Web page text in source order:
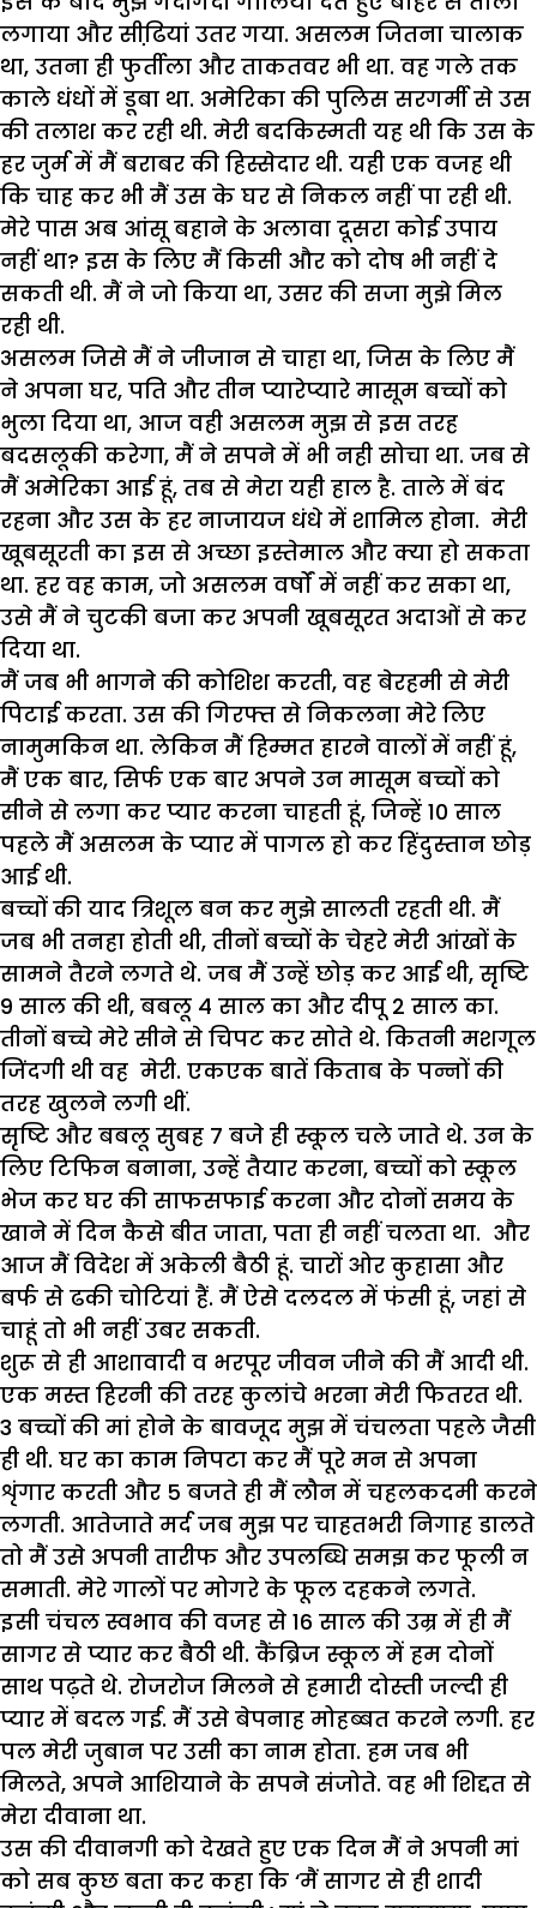
लगाया और सीढि़यां उतर गया. असलम जितना चालाक
था, उतना ही फुर्तीला और ताकतवर भी था. वह गले तक
काले धंधों में डूबा था. अमेरिका की पुलिस सरगर्मी से उस
की तलाश कर रही थी. मेरी बदकिस्मती यह थी कि उस के
हर जुर्म में मैं बराबर की हिस्सेदार थी. यही एक वजह थी
कि चाह कर भी मैं उस के घर से निकल नहीं पा रही थी.
मेरे पास अब आंसू बहाने के अलावा दूसरा कोई उपाय
नहीं था? इस के लिए मैं किसी और को दोष भी नहीं दे
सकती थी. मैं ने जो किया था, उसर की सजा मुझे मिल
रही थी.
असलम जिसे मैं ने जीजान से चाहा था, जिस के लिए मैं
ने अपना घर, पति और तीन प्यारेप्यारे मासूम बच्चों को
भुला दिया था, आज वही असलम मुझ से इस तरह
बदसलूकी करेगा, मैं ने सपने में भी नही सोचा था. जब से
मैं अमेरिका आई हूं, तब से मेरा यही हाल है. ताले में बंद
रहना और उस के हर नाजायज धंधे में शामिल होना. मेरी
खूबसूरती का इस से अच्छा इस्तेमाल और क्या हो सकता
था. हर वह काम, जो असलम वर्षों में नहीं कर सका था,
उसे मैं ने चुटकी बजा कर अपनी खूबसूरत अदाओं से कर
दिया था.
मैं जब भी भागने की कोशिश करती, वह बेरहमी से मेरी
पिटाई करता. उस की गिरफ्त से निकलना मेरे लिए
नामुमकिन था. लेकिन मैं हिम्मत हारने वालों में नहीं हूं,
मैं एक बार, सिर्फ एक बार अपने उन मासूम बच्चों को
सीने से लगा कर प्यार करना चाहती हूं, जिन्हें 10 साल
पहले मैं असलम के प्यार में पागल हो कर हिंदुस्तान छोड़
आई थी.
बच्चों की याद त्रिशूल बन कर मुझे सालती रहती थी. मैं
जब भी तनहा होती थी, तीनों बच्चों के चेहरे मेरी आंखों के
सामने तैरने लगते थे. जब मैं उन्हें छोड़ कर आई थी, सृष्टि
9 साल की थी, बबलू 4 साल का और दीपू 2 साल का.
तीनों बच्चे मेरे सीने से चिपट कर सोते थे. कितनी मशगूल
जिंदगी थी वह मेरी. एकएक बातें किताब के पन्नों की
तरह खुलने लगी थीं.
सृष्टि और बबलू सुबह 7 बजे ही स्कूल चले जाते थे. उन के
लिए टिफिन बनाना, उन्हें तैयार करना, बच्चों को स्कूल
भेज कर घर की साफसफाई करना और दोनों समय के
खाने में दिन कैसे बीत जाता, पता ही नहीं चलता था. और
आज मैं विदेश में अकेली बैठी हूं. चारों ओर कुहासा और
बर्फ से ढकी चोटियां हैं. मैं ऐसे दलदल में फंसी हूं, जहां से
चाहूं तो भी नहीं उबर सकती.
शुरू से ही आशावादी व भरपूर जीवन जीने की मैं आदी थी.
एक मस्त हिरनी की तरह कुलांचे भरना मेरी फितरत थी.
3 बच्चों की मां होने के बावजूद मुझ में चंचलता पहले जैसी
ही थी. घर का काम निपटा कर मैं पूरे मन से अपना
शृंगार करती और 5 बजते ही मैं लौन में चहलकदमी करने
लगती. आतेजाते मर्द जब मुझ पर चाहतभरी निगाह डालते
तो मैं उसे अपनी तारीफ और उपलब्धि समझ कर फूली न
समाती. मेरे गालों पर मोगरे के फूल दहकने लगते.
इसी चंचल स्वभाव की वजह से 16 साल की उम्र में ही मैं
सागर से प्यार कर बैठी थी. कैंब्रिज स्कूल में हम दोनों
साथ पढ़ते थे. रोजरोज मिलने से हमारी दोस्ती जल्दी ही
प्यार में बदल गई. मैं उसे बेपनाह मोहब्बत करने लगी. हर
पल मेरी जुबान पर उसी का नाम होता. हम जब भी
मिलते, अपने आशियाने के सपने संजोते. वह भी शिद्दत से
मेरा दीवाना था.
उस की दीवानगी को देखते हुए एक दिन मैं ने अपनी मां
को सब कुछ बता कर कहा कि ‘मैं सागर से ही शादी